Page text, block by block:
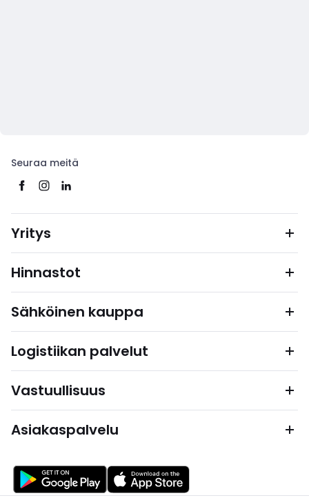
Seuraa meitä
Yritys
Hinnastot
Sähköinen kauppa
Logistiikan palvelut
Vastuullisuus
Asiakaspalvelu